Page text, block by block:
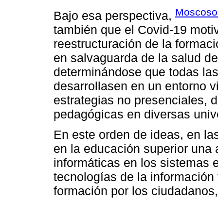
Bajo esa perspectiva,
también que el Covid-19
reestructuración de la
en salvaguarda de la salud
determinándose que todas
desarrollasen en un entorno
estrategias no presenciales,
pedagógicas en diversas
En este orden de ideas, en
en la educación superior
informáticas en los sistemas
tecnologías de la
formación por los